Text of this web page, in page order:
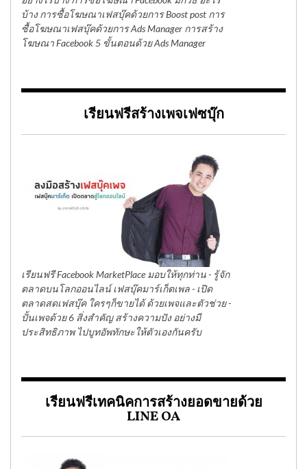
บ้าง การซื้อโฆษณาเฟสบุ๊คด้วยการ Boost post การ
ซื้อโฆษณาเฟสบุ๊คด้วยการ Ads Manager การสร้าง
โฆษณา Facebook 5 ขั้นตอนด้วย Ads Manager
เรียนฟรีสร้างเพจเฟซบุ๊ก
เรียนฟรี Facebook MarketPlace มอบให้ทุกท่าน - รู้จัก
ตลาดบนโลกออนไลน์ เฟสบุ๊คมาร์เก็ตเพล - เปิด
ตลาดสดเฟสบุ๊ค ใครๆก็ขายได้ ด้วยเพจและตัวช่วย -
ปั้นเพจด้วย 6 สิ่งสำคัญ สร้างความปัง อย่างมี
ประสิทธิภาพ ไปบูทอัพทักษะให้ตัวเองกันครับ
เรียนฟรีเทคนิคการสร้างยอดขายด้วย
LINE OA